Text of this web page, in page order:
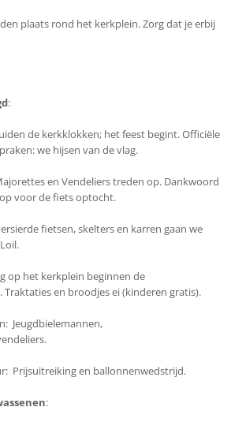
plaats rond het kerkplein. Zorg dat je erbij
:
de kerkklokken; het feest begint. Officiële
we hijsen van de vlag.
en Vendeliers treden op. Dankwoord
voor de fiets optocht.
fietsen, skelters en karren gaan we
het kerkplein beginnen de
Traktaties en broodjes ei (kinderen gratis).
Jeugdbielemannen,
Prijsuitreiking en ballonnenwedstrijd.
: